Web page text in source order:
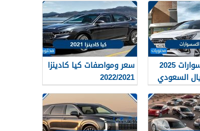
اكسنت اكسسوارات 2025
السعودي
سعر ومواصفات كيا كادينزا
2022/2021